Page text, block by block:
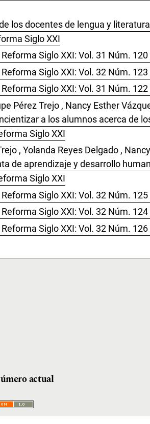
los docentes de lengua y
Siglo XXI
Siglo XXI: Vol. 31 Núm.
Siglo XXI: Vol. 32 Núm.
Siglo XXI: Vol. 31 Núm.
Pérez Trejo , Nancy Esther
a los alumnos acerca de
Siglo XXI
, Yolanda Reyes Delgado ,
de aprendizaje y desarrollo
Siglo XXI
Siglo XXI: Vol. 32 Núm.
Siglo XXI: Vol. 32 Núm.
Siglo XXI: Vol. 32 Núm.
actual